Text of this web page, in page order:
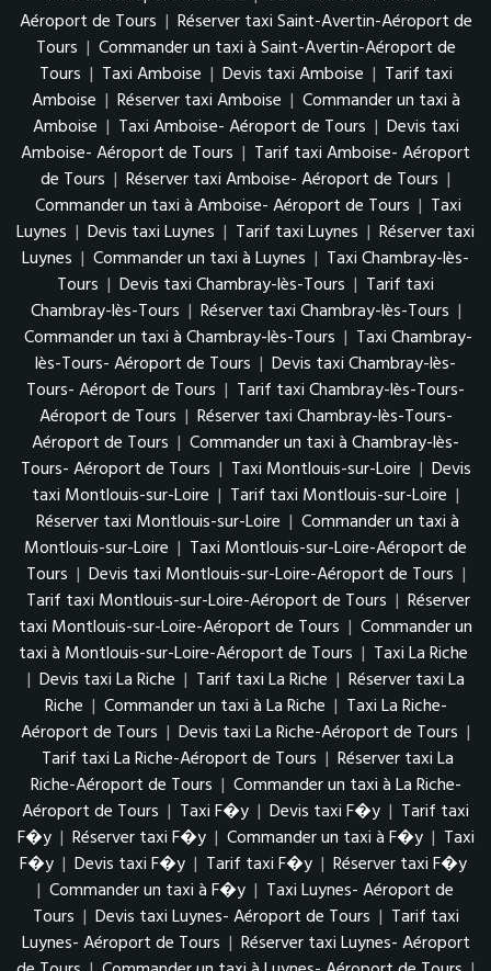
Aéroport de Tours | Réserver taxi Saint-Avertin-Aéroport de
Tours | Commander un taxi à Saint-Avertin-Aéroport de
Tours | Taxi Amboise | Devis taxi Amboise | Tarif taxi
Amboise | Réserver taxi Amboise | Commander un taxi à
Amboise | Taxi Amboise- Aéroport de Tours | Devis taxi
Amboise- Aéroport de Tours | Tarif taxi Amboise- Aéroport
de Tours | Réserver taxi Amboise- Aéroport de Tours |
Commander un taxi à Amboise- Aéroport de Tours | Taxi
Luynes | Devis taxi Luynes | Tarif taxi Luynes | Réserver taxi
Luynes | Commander un taxi à Luynes | Taxi Chambray-lès-
Tours | Devis taxi Chambray-lès-Tours | Tarif taxi
Chambray-lès-Tours | Réserver taxi Chambray-lès-Tours |
Commander un taxi à Chambray-lès-Tours | Taxi Chambray-
lès-Tours- Aéroport de Tours | Devis taxi Chambray-lès-
Tours- Aéroport de Tours | Tarif taxi Chambray-lès-Tours-
Aéroport de Tours | Réserver taxi Chambray-lès-Tours-
Aéroport de Tours | Commander un taxi à Chambray-lès-
Tours- Aéroport de Tours | Taxi Montlouis-sur-Loire | Devis
taxi Montlouis-sur-Loire | Tarif taxi Montlouis-sur-Loire |
Réserver taxi Montlouis-sur-Loire | Commander un taxi à
Montlouis-sur-Loire | Taxi Montlouis-sur-Loire-Aéroport de
Tours | Devis taxi Montlouis-sur-Loire-Aéroport de Tours |
Tarif taxi Montlouis-sur-Loire-Aéroport de Tours | Réserver
taxi Montlouis-sur-Loire-Aéroport de Tours | Commander un
taxi à Montlouis-sur-Loire-Aéroport de Tours | Taxi La Riche
| Devis taxi La Riche | Tarif taxi La Riche | Réserver taxi La
Riche | Commander un taxi à La Riche | Taxi La Riche-
Aéroport de Tours | Devis taxi La Riche-Aéroport de Tours |
Tarif taxi La Riche-Aéroport de Tours | Réserver taxi La
Riche-Aéroport de Tours | Commander un taxi à La Riche-
Aéroport de Tours | Taxi F�y | Devis taxi F�y | Tarif taxi
F�y | Réserver taxi F�y | Commander un taxi à F�y | Taxi
F�y | Devis taxi F�y | Tarif taxi F�y | Réserver taxi F�y
| Commander un taxi à F�y | Taxi Luynes- Aéroport de
Tours | Devis taxi Luynes- Aéroport de Tours | Tarif taxi
Luynes- Aéroport de Tours | Réserver taxi Luynes- Aéroport